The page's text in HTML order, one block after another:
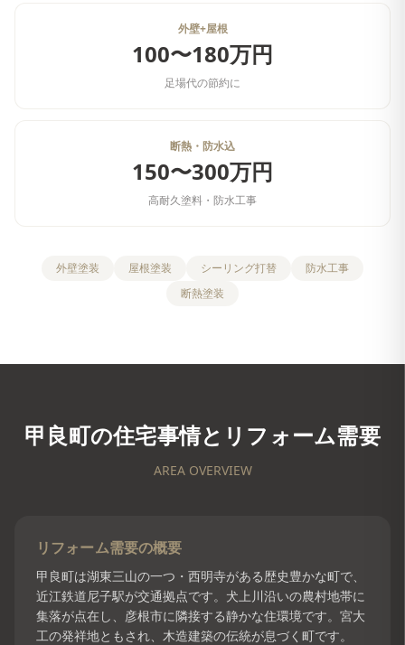
外壁+屋根
100〜180万円
足場代の節約に
断熱・防水込
150〜300万円
高耐久塗料・防水工事
外壁塗装 屋根塗装 シーリング打替
防水工事
断熱塗装
甲良町の住宅事情とリフォーム需要
AREA OVERVIEW
リフォーム需要の概要
甲良町は湖東三山の一つ・西明寺がある歴史豊かな町で、
近江鉄道尼子駅が交通拠点です。犬上川沿いの農村地帯に
集落が点在し、彦根市に隣接する静かな住環境です。宮大
工の発祥地ともされ、木造建築の伝統が息づく町です。